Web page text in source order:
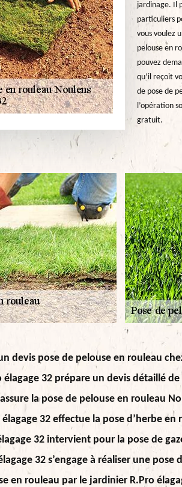
jardinage. Il
particuliers
vous voulez
pelouse en
pouvez
qu’il reçoit
de pose de
l’opération
gratuit.
devis pose de pelouse en rouleau
élagage 32 prépare un devis détaillé
la pose de pelouse en rouleau
32 effectue la pose d’herbe en
32 intervient pour la pose de
32 s’engage à réaliser une
en rouleau par le jardinier R.Pro